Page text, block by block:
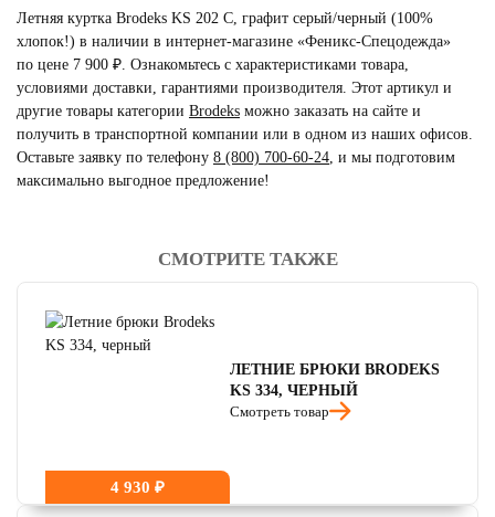
Летняя куртка Brodeks KS 202 C, графит серый/черный (100%
хлопок!) в наличии в интернет-магазине «Феникс-Спецодежда»
по цене 7 900 ₽. Ознакомьтесь с характеристиками товара,
условиями доставки, гарантиями производителя. Этот артикул и
другие товары категории Brodeks можно заказать на сайте и
получить в транспортной компании или в одном из наших офисов.
Оставьте заявку по телефону 8 (800) 700-60-24 и мы подготовим
максимально выгодное предложение!
4.5
СМОТРИТЕ ТАКЖЕ
4 930 ₽
ЛЕТНИЕ БРЮКИ BRODEKS
KS 334, ЧЕРНЫЙ
Смотреть товар